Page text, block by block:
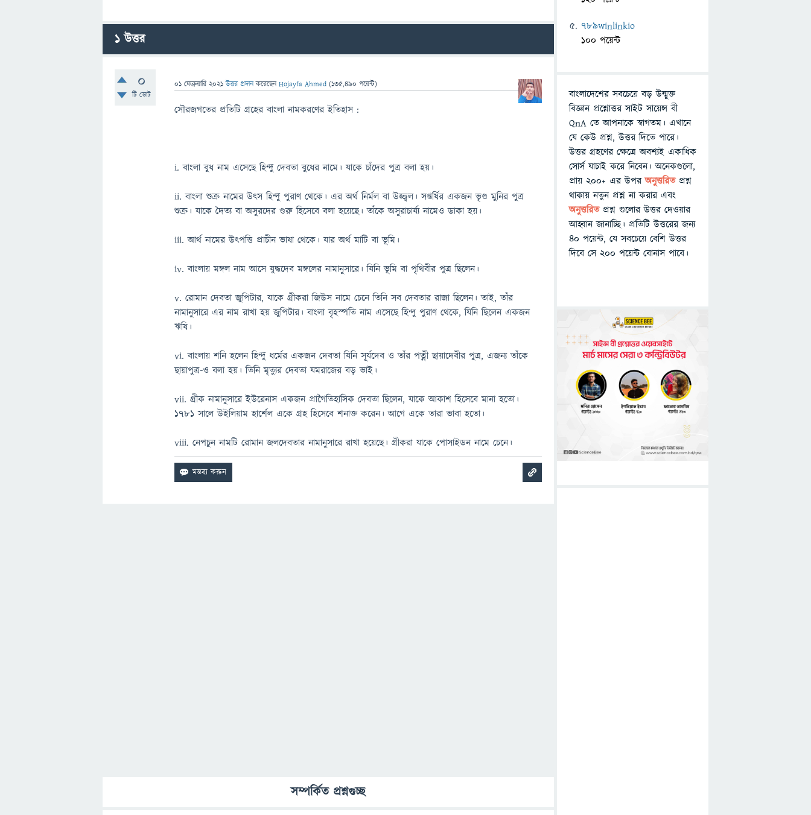
1উত্তর
0
টি ভোট
01 ফেব্রুয়ারি 2021 উত্তর প্রদান করেছেনHojayfa Ahmed (135,490 পয়েন্ট)
সৌরজগতের প্রতিটি গ্রহের বাংলা নামকরণের ইতিহাস :
i. বাংলা বুধ নাম এসেছে হিন্দু দেবতা বুধের নামে। যাকে চাঁদের পুত্র বলা হয়।
ii. বাংলা শুক্র নামের উৎস হিন্দু পুরাণ থেকে। এর অর্থ নির্মল বা উজ্জ্বল। সপ্তর্ষির একজন ভৃগু মুনির পুত্র
শুক্র। যাকে দৈত্য বা অসুরদের গুরু হিসেবে বলা হয়েছে। তাঁকে অসুরাচার্য্য নামেও ডাকা হয়।
iii. আর্থ নামের উৎপত্তি প্রাচীন ভাষা থেকে। যার অর্থ মাটি বা ভূমি।
iv. বাংলায় মঙ্গল নাম আসে যুদ্ধদেব মঙ্গলের নামানুসারে। যিনি ভূমি বা পৃথিবীর পুত্র ছিলেন।
v. রোমান দেবতা জুপিটার, যাকে গ্রীকরা জিউস নামে চেনে তিনি সব দেবতার রাজা ছিলেন। তাই, তাঁর
নামানুসারে এর নাম রাখা হয় জুপিটার। বাংলা বৃহস্পতি নাম এসেছে হিন্দু পুরাণ থেকে, যিনি ছিলেন একজন
ঋষি।
vi. বাংলায় শনি হলেন হিন্দু ধর্মের একজন দেবতা যিনি সূর্যদেব ও তাঁর পত্নী ছায়াদেবীর পুত্র, এজন্য তাঁকে
ছায়াপুত্র-ও বলা হয়। তিনি মৃত্যুর দেবতা যমরাজের বড় ভাই।
vii. গ্রীক নামানুসারে ইউরেনাস একজন প্রাগৈতিহাসিক দেবতা ছিলেন, যাকে আকাশ হিসেবে মানা হতো।
১৭৮১ সালে উইলিয়াম হার্শেল একে গ্রহ হিসেবে শনাক্ত করেন। আগে একে তারা ভাবা হতো।
viii. নেপচুন নামটি রোমান জলদেবতার নামানুসারে রাখা হয়েছে। গ্রীকরা যাকে পোসাইডন নামে চেনে।
সম্পর্কিত প্রশ্নগুচ্ছ
789winlinkio
100 পয়েন্ট
বাংলাদেশের সবচেয়ে বড় উন্মুক্ত
বিজ্ঞান প্রশ্নোত্তর সাইট সায়েন্স বী
QnA তে আপনাকে স্বাগতম। এখানে
যে কেউ প্রশ্ন, উত্তর দিতে পারে।
উত্তর গ্রহণের ক্ষেত্রে অবশ্যই একাধিক
সোর্স যাচাই করে নিবেন। অনেকগুলো,
প্রায় ২০০+ এর উপরঅনুত্তরিতপ্রশ্ন
থাকায় নতুন প্রশ্ন না করার এবং
অনুত্তরিত প্রশ্ন গুলোর উত্তর দেওয়ার
আহ্বান জানাচ্ছি। প্রতিটি উত্তরের জন্য
৪০ পয়েন্ট, যে সবচেয়ে বেশি উত্তর
দিবে সে ২০০ পয়েন্ট বোনাস পাবে।